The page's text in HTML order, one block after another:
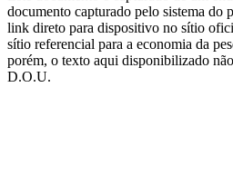
documento capturado pelo sistema do
link direto para dispositivo no sítio
sítio referencial para a economia da
porém, o texto aqui disponibilizado
D.O.U.